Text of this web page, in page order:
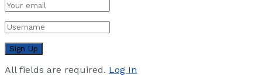
All fields are required. Log In